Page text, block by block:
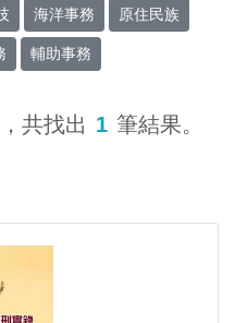
海洋事務 原住民族
輔助事務
，共找出 1 筆結果。